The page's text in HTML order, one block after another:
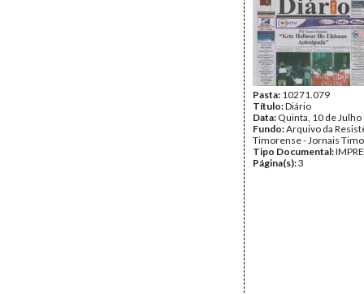
Pasta: 10271.079
Título:Diário
Data: Quinta, 10 de
Fundo:Arquivo da
Timorense - Jornais
Tipo Documental:
Página(s):3